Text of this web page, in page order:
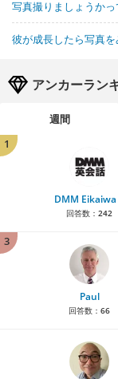
写真撮りましょうか
彼が成長したら写真
アンカーラン
週間
1
DMM Eikaiwa
回答数： 242
3
Paul
回答数： 66